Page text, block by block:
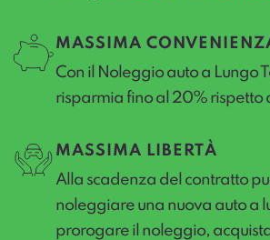
MASSIMA
Con il Noleggio auto a Lungo
risparmia fino al 20% rispetto
MASSIMA LIBERTÀ
Alla scadenza del contratto
noleggiare una nuova auto a
prorogare il noleggio,